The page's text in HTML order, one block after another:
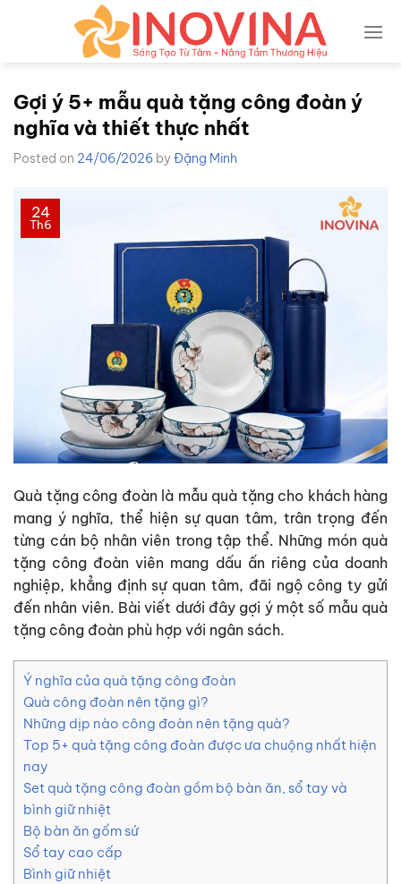
Gợi ý 5+ mẫu quà tặng công đoàn ý
nghĩa và thiết thực nhất
Posted on 24/06/2026 byĐặng Minh
24
Th6
Quà tặng công đoàn là mẫu quà tặng cho khách hàng
mang ý nghĩa, thể hiện sự quan tâm, trân trọng đến
từng cán bộ nhân viên trong tập thể. Những món quà
tặng công đoàn viên mang dấu ấn riêng của doanh
nghiệp, khẳng định sự quan tâm, đãi ngộ công ty gửi
đến nhân viên. Bài viết dưới đây gợi ý một số mẫu quà
tặng công đoàn phù hợp với ngân sách.
Ý nghĩa của quà tặng công đoàn
Quà công đoàn nên tặng gì?
Những dịp nào công đoàn nên tặng quà?
Top 5+ quà tặng công đoàn được ưa chuộng nhất hiện
nay
Set quà tặng công đoàn gồm bộ bàn ăn, sổ tay và
bình giữ nhiệt
Bộ bàn ăn gốm sứ
Sổ tay cao cấp
Bình giữ nhiệt